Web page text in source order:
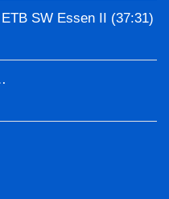
SW Essen II (37:31)